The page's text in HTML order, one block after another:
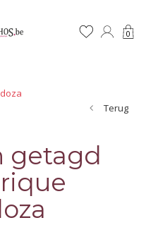
0
Terug
getagd